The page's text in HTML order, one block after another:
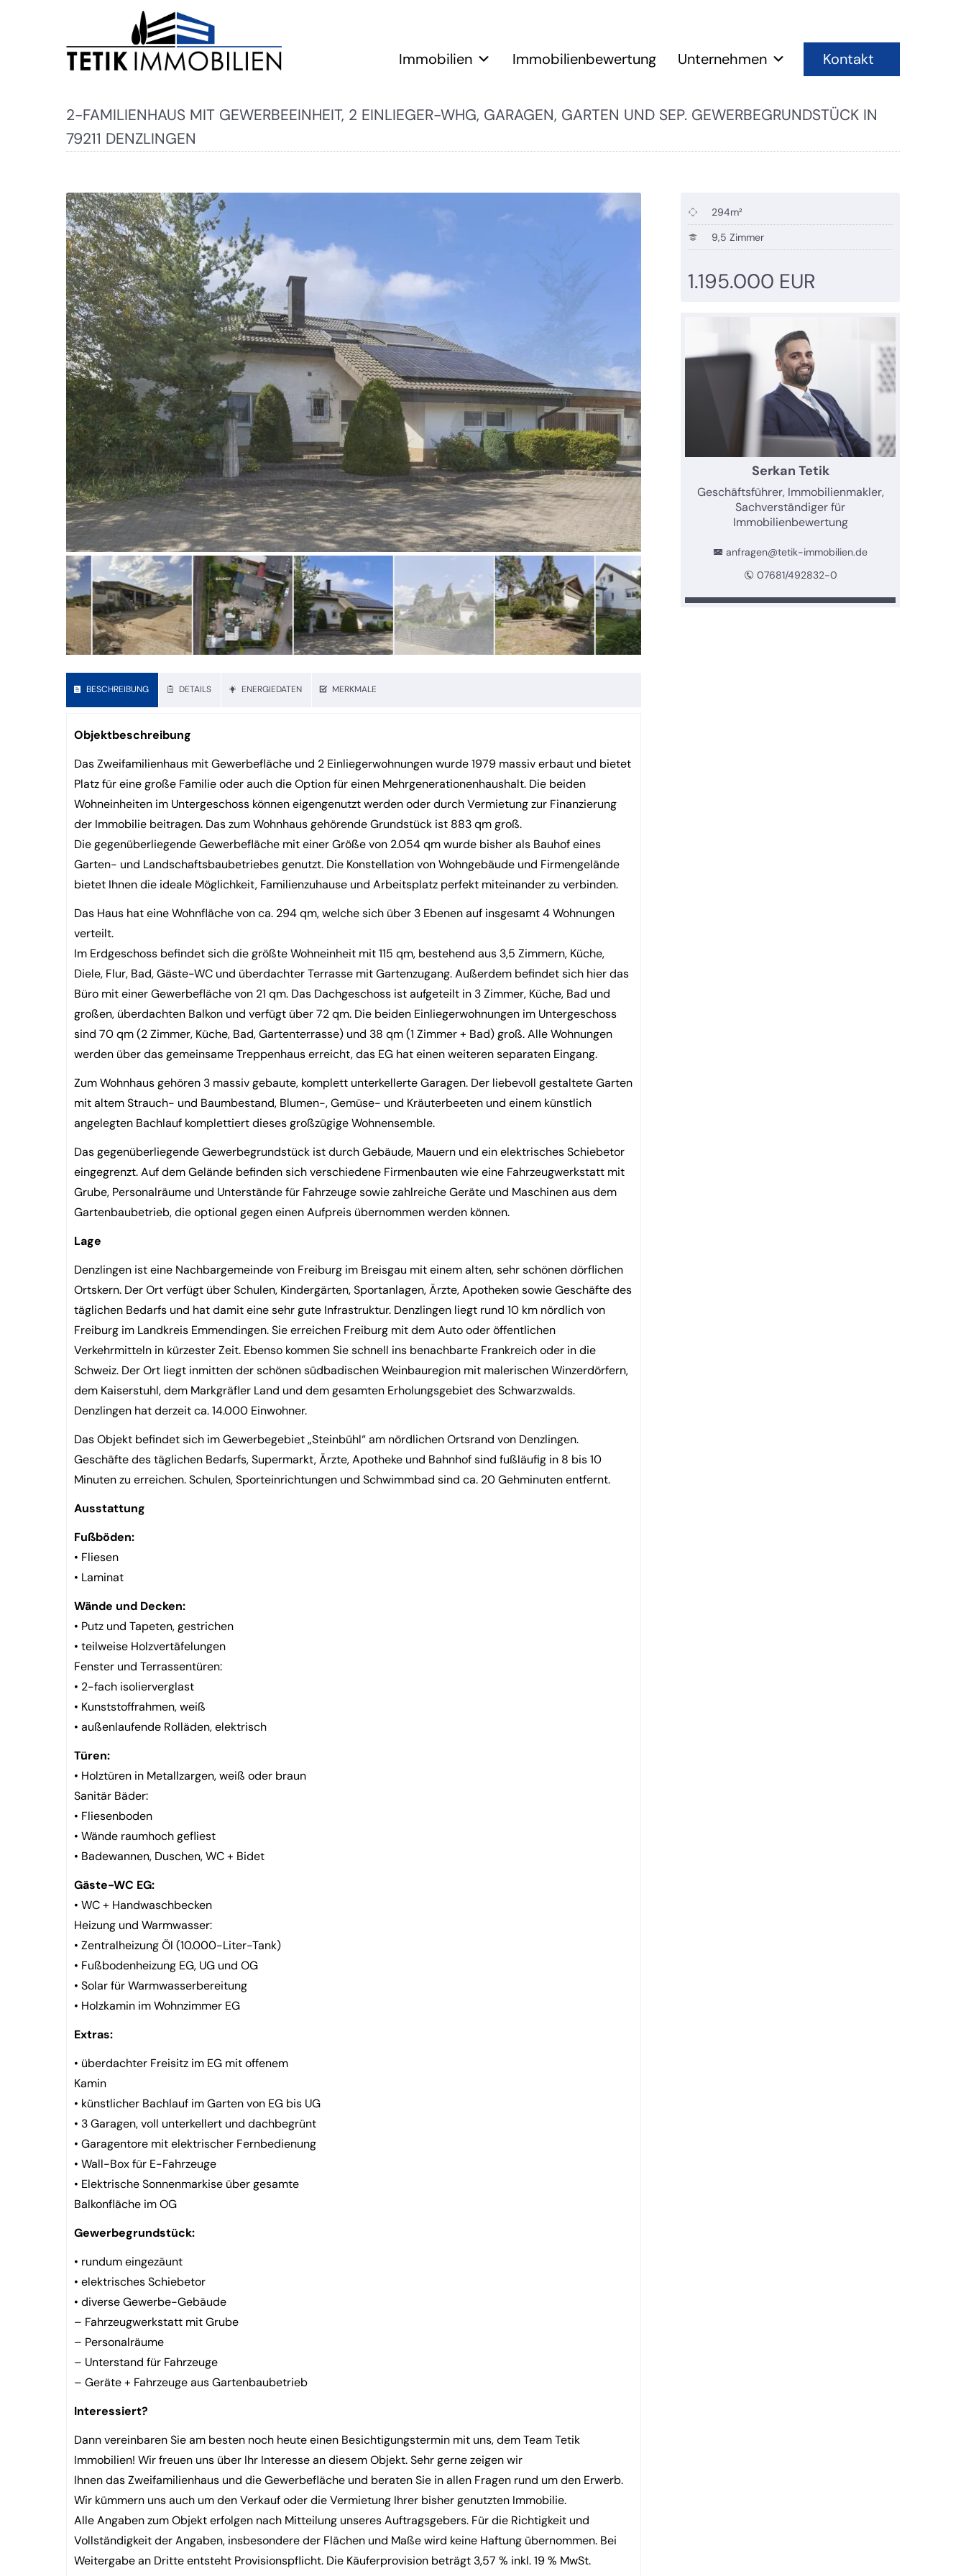
Immobilien Immobilienbewertung Unternehmen Kontakt
2-FAMILIENHAUS MIT GEWERBEEINHEIT, 2 EINLIEGER-WHG, GARAGEN, GARTEN UND SEP. GEWERBEGRUNDSTÜCK IN
79211 DENZLINGEN
BESCHREIBUNG DETAILS ENERGIEDATEN MERKMALE
Objektbeschreibung
Das Zweifamilienhaus mit Gewerbefläche und 2 Einliegerwohnungen wurde 1979 massiv erbaut und bietet
Platz für eine große Familie oder auch die Option für einen Mehrgenerationenhaushalt. Die beiden
Wohneinheiten im Untergeschoss können eigengenutzt werden oder durch Vermietung zur Finanzierung
der Immobilie beitragen. Das zum Wohnhaus gehörende Grundstück ist 883 qm groß.
Die gegenüberliegende Gewerbefläche mit einer Größe von 2.054 qm wurde bisher als Bauhof eines
Garten- und Landschaftsbaubetriebes genutzt. Die Konstellation von Wohngebäude und Firmengelände
bietet Ihnen die ideale Möglichkeit, Familienzuhause und Arbeitsplatz perfekt miteinander zu verbinden.
Das Haus hat eine Wohnfläche von ca. 294 qm, welche sich über 3 Ebenen auf insgesamt 4 Wohnungen
verteilt.
Im Erdgeschoss befindet sich die größte Wohneinheit mit 115 qm, bestehend aus 3,5 Zimmern, Küche,
Diele, Flur, Bad, Gäste-WC und überdachter Terrasse mit Gartenzugang. Außerdem befindet sich hier das
Büro mit einer Gewerbefläche von 21 qm. Das Dachgeschoss ist aufgeteilt in 3 Zimmer, Küche, Bad und
großen, überdachten Balkon und verfügt über 72 qm. Die beiden Einliegerwohnungen im Untergeschoss
sind 70 qm (2 Zimmer, Küche, Bad, Gartenterrasse) und 38 qm (1 Zimmer + Bad) groß. Alle Wohnungen
werden über das gemeinsame Treppenhaus erreicht, das EG hat einen weiteren separaten Eingang.
Zum Wohnhaus gehören 3 massiv gebaute, komplett unterkellerte Garagen. Der liebevoll gestaltete Garten
mit altem Strauch- und Baumbestand, Blumen-, Gemüse- und Kräuterbeeten und einem künstlich
angelegten Bachlauf komplettiert dieses großzügige Wohnensemble.
Das gegenüberliegende Gewerbegrundstück ist durch Gebäude, Mauern und ein elektrisches Schiebetor
eingegrenzt. Auf dem Gelände befinden sich verschiedene Firmenbauten wie eine Fahrzeugwerkstatt mit
Grube, Personalräume und Unterstände für Fahrzeuge sowie zahlreiche Geräte und Maschinen aus dem
Gartenbaubetrieb, die optional gegen einen Aufpreis übernommen werden können.
Lage
Denzlingen ist eine Nachbargemeinde von Freiburg im Breisgau mit einem alten, sehr schönen dörflichen
Ortskern. Der Ort verfügt über Schulen, Kindergärten, Sportanlagen, Ärzte, Apotheken sowie Geschäfte des
täglichen Bedarfs und hat damit eine sehr gute Infrastruktur. Denzlingen liegt rund 10 km nördlich von
Freiburg im Landkreis Emmendingen. Sie erreichen Freiburg mit dem Auto oder öffentlichen
Verkehrmitteln in kürzester Zeit. Ebenso kommen Sie schnell ins benachbarte Frankreich oder in die
Schweiz. Der Ort liegt inmitten der schönen südbadischen Weinbauregion mit malerischen Winzerdörfern,
dem Kaiserstuhl, dem Markgräfler Land und dem gesamten Erholungsgebiet des Schwarzwalds.
Denzlingen hat derzeit ca. 14.000 Einwohner.
Das Objekt befindet sich im Gewerbegebiet „Steinbühl“ am nördlichen Ortsrand von Denzlingen.
Geschäfte des täglichen Bedarfs, Supermarkt, Ärzte, Apotheke und Bahnhof sind fußläufig in 8 bis 10
Minuten zu erreichen. Schulen, Sporteinrichtungen und Schwimmbad sind ca. 20 Gehminuten entfernt.
Ausstattung
Fußböden:
• Fliesen
• Laminat
Wände und Decken:
• Putz und Tapeten, gestrichen
• teilweise Holzvertäfelungen
Fenster und Terrassentüren:
• 2-fach isolierverglast
• Kunststoffrahmen, weiß
• außenlaufende Rolläden, elektrisch
Türen:
• Holztüren in Metallzargen, weiß oder braun
Sanitär Bäder:
• Fliesenboden
• Wände raumhoch gefliest
• Badewannen, Duschen, WC + Bidet
Gäste-WC EG:
• WC + Handwaschbecken
Heizung und Warmwasser:
• Zentralheizung Öl (10.000-Liter-Tank)
• Fußbodenheizung EG, UG und OG
• Solar für Warmwasserbereitung
• Holzkamin im Wohnzimmer EG
Extras:
• überdachter Freisitz im EG mit offenem
Kamin
• künstlicher Bachlauf im Garten von EG bis UG
• 3 Garagen, voll unterkellert und dachbegrünt
• Garagentore mit elektrischer Fernbedienung
• Wall-Box für E-Fahrzeuge
• Elektrische Sonnenmarkise über gesamte
Balkonfläche im OG
Gewerbegrundstück:
• rundum eingezäunt
• elektrisches Schiebetor
• diverse Gewerbe-Gebäude
– Fahrzeugwerkstatt mit Grube
– Personalräume
– Unterstand für Fahrzeuge
– Geräte + Fahrzeuge aus Gartenbaubetrieb
Interessiert?
Dann vereinbaren Sie am besten noch heute einen Besichtigungstermin mit uns, dem Team Tetik
Immobilien! Wir freuen uns über Ihr Interesse an diesem Objekt. Sehr gerne zeigen wir
Ihnen das Zweifamilienhaus und die Gewerbefläche und beraten Sie in allen Fragen rund um den Erwerb.
Wir kümmern uns auch um den Verkauf oder die Vermietung Ihrer bisher genutzten Immobilie.
Alle Angaben zum Objekt erfolgen nach Mitteilung unseres Auftragsgebers. Für die Richtigkeit und
Vollständigkeit der Angaben, insbesondere der Flächen und Maße wird keine Haftung übernommen. Bei
Weitergabe an Dritte entsteht Provisionspflicht. Die Käuferprovision beträgt 3,57 % inkl. 19 % MwSt.
294m²
9,5 Zimmer
1.195.000 EUR
Serkan Tetik
Geschäftsführer, Immobilienmakler,
Sachverständiger für
Immobilienbewertung
anfragen@tetik-immobilien.de
07681/492832-0